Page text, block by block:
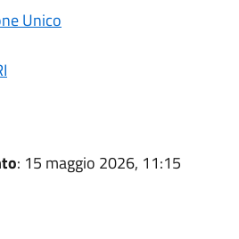
Unico
: 15 maggio 2026, 11:15